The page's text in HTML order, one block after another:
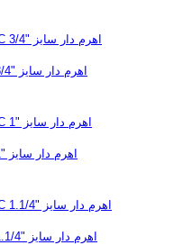
شیر اطمینان هایسک HISEC اهرم دار سایز "3/4
شیر اطمینان هایسک HISEC اهرم دار سایز "1
شیر اطمینان هایسک HISEC اهرم دار سایز "1.1/4